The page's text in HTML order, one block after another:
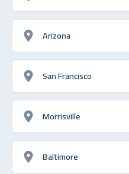
Arizona
San Francisco
Morrisville
Baltimore